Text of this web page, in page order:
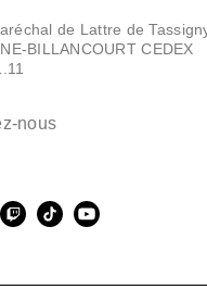
de Lattre de
BILLANCOURT CEDEX
nous